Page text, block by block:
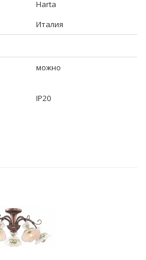
Harta
Италия
можно
IP20